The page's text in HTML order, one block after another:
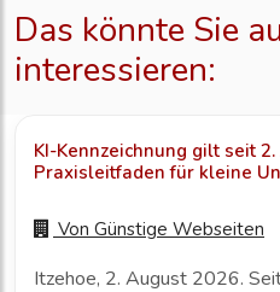
Das könnte Sie
interessieren:
KI-Kennzeichnung gilt seit
Praxisleitfaden für kleine
Von Günstige Webseiten
Itzehoe, 2. August 2026.